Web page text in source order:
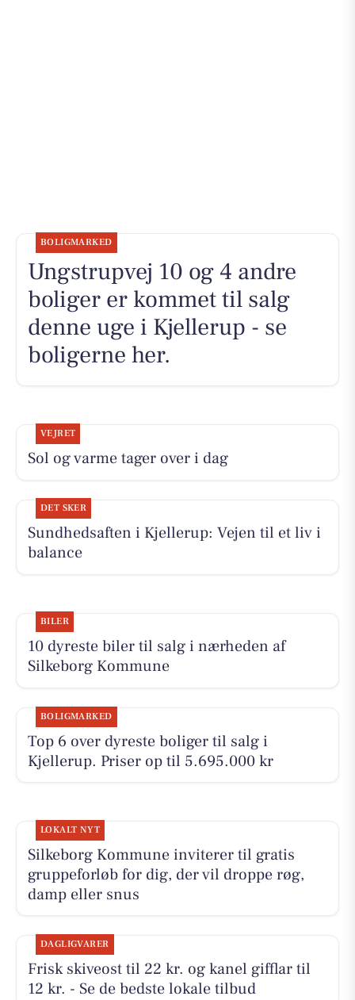
BOLIGMARKED
Ungstrupvej 10 og 4 andre
boliger er kommet til salg
denne uge i Kjellerup - se
boligerne her.
VEJRET
Sol og varme tager over i dag
DET SKER
Sundhedsaften i Kjellerup: Vejen til et liv i
balance
BILER
10 dyreste biler til salg i nærheden af
Silkeborg Kommune
BOLIGMARKED
Top 6 over dyreste boliger til salg i
Kjellerup. Priser op til 5.695.000 kr
LOKALT NYT
Silkeborg Kommune inviterer til gratis
gruppeforløb for dig, der vil droppe røg,
damp eller snus
DAGLIGVARER
Frisk skiveost til 22 kr. og kanel gifflar til
12 kr. - Se de bedste lokale tilbud